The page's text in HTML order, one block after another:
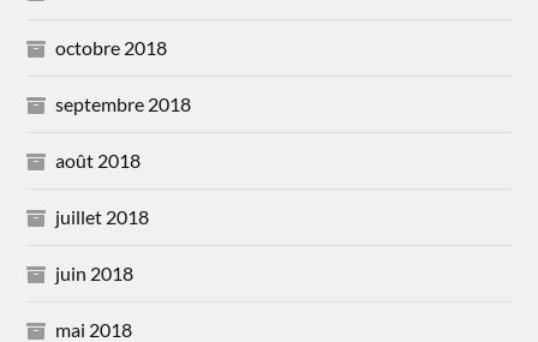
octobre 2018
septembre 2018
août 2018
juillet 2018
juin 2018
mai 2018